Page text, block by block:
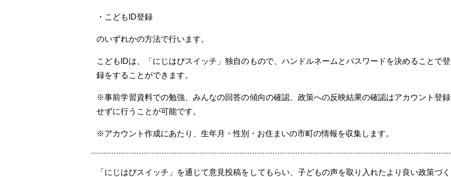
・こどもID登録
のいずれかの方法で行います。
こどもIDは、「にじはぴスイッチ」独自のもので、ハンドルネームとパスワードを決めることで登
録をすることができます。
※事前学習資料での勉強、みんなの回答の傾向の確認、政策への反映結果の確認はアカウント登録
せずに行うことが可能です。
※アカウント作成にあたり、生年月・性別・お住まいの市町の情報を収集します。
「にじはぴスイッチ」を通じて意見投稿をしてもらい、子どもの声を取り入れたより良い政策づく